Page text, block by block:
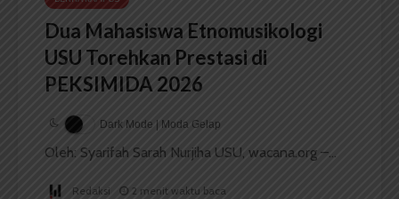
Dua Mahasiswa Etnomusikologi
USU Torehkan Prestasi di
PEKSIMIDA 2026
Dark Mode | Moda Gelap
Oleh: Syarifah Sarah Nurjiha USU, wacana.org –...
Redaksi 2 menit waktu baca